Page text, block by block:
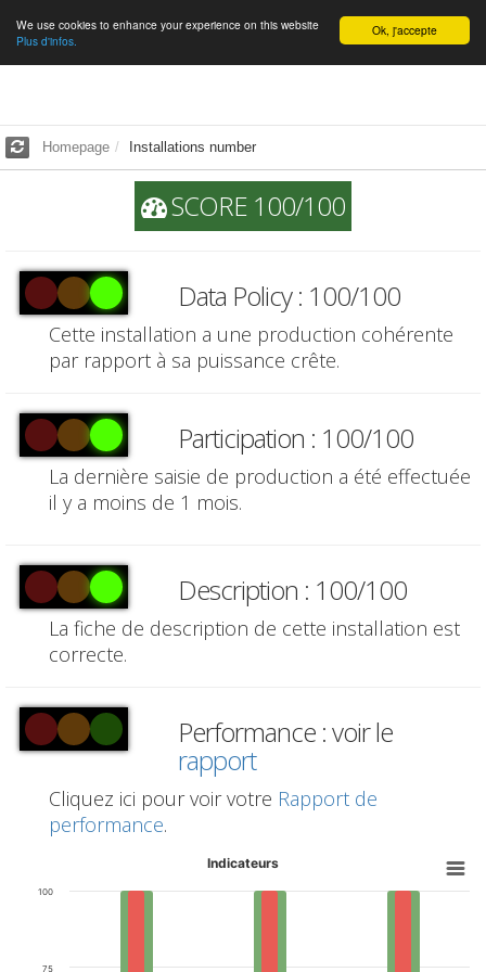
English Ok, j'accepte
We use cookies to enhance your experience on this website
Plus d'infos.
Homepage Installations number
SCORE 100/100
Data Policy : 100/100
Cette installation a une production cohérente
par rapport à sa puissance crête.
Participation : 100/100
La dernière saisie de production a été effectuée
il y a moins de 1 mois.
Description : 100/100
La fiche de description de cette installation est
correcte.
Performance : voir le
rapport
Cliquez ici pour voir votre Rapport de
performance.
Indicateurs
75
100